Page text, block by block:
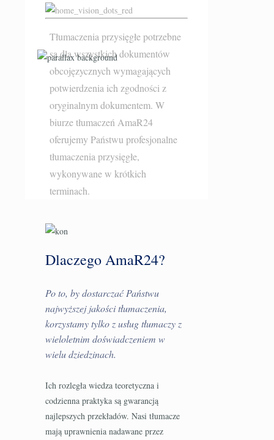
Tłumaczenia przysięgłe potrzebne
są dla wszystkich dokumentów
obcojęzycznych wymagających
potwierdzenia ich zgodności z
oryginalnym dokumentem. W
biurze tłumaczeń AmaR24
oferujemy Państwu profesjonalne
tłumaczenia przysięgłe,
wykonywane w krótkich
terminach.
Dlaczego AmaR24?
Po to, by dostarczać Państwu
najwyższej jakości tłumaczenia,
korzystamy tylko z usług tłumaczy z
wieloletnim doświadczeniem w
wielu dziedzinach.
Ich rozległa wiedza teoretyczna i
codzienna praktyka są gwarancją
najlepszych przekładów. Nasi tłumacze
mają uprawnienia nadawane przez